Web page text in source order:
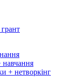
навчання
+ нетворкінг